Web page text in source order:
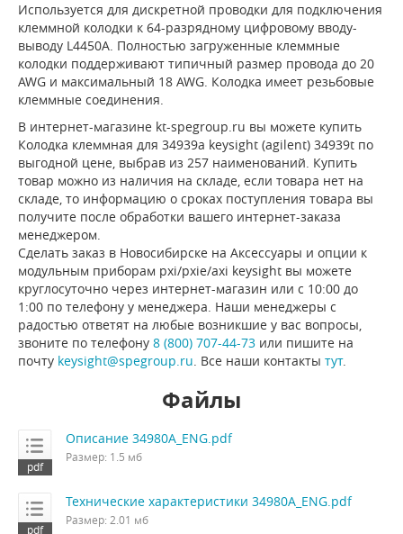
Используется для дискретной проводки для подключения
клеммной колодки к 64-разрядному цифровому вводу-
выводу L4450A. Полностью загруженные клеммные
колодки поддерживают типичный размер провода до 20
AWG и максимальный 18 AWG. Колодка имеет резьбовые
клеммные соединения.
В интернет-магазине kt-spegroup.ru вы можете купить
Колодка клеммная для 34939a keysight (agilent) 34939t по
выгодной цене, выбрав из 257 наименований. Купить
товар можно из наличия на складе, если товара нет на
складе, то информацию о сроках поступления товара вы
получите после обработки вашего интернет-заказа
менеджером.
Сделать заказ в Новосибирске на Аксессуары и опции к
модульным приборам pxi/pxie/axi keysight вы можете
круглосуточно через интернет-магазин или с 10:00 до
1:00 по телефону у менеджера. Наши менеджеры с
радостью ответят на любые возникшие у вас вопросы,
звоните по телефону 8 (800) 707-44-73 или пишите на
почту keysight@spegroup.ru. Все наши контакты тут.
Файлы
Описание 34980A_ENG.pdf
Размер: 1.5 мб
Технические характеристики 34980A_ENG.pdf
Размер: 2.01 мб